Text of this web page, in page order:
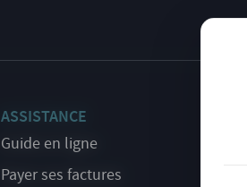
ASSISTANCE
Guide en ligne
Payer ses factures